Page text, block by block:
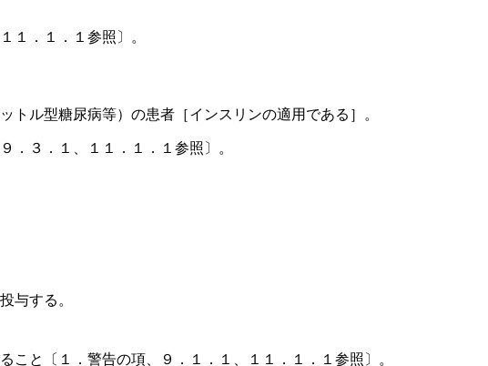
１．１．１参照〕。
ル型糖尿病等）の患者［インスリンの適用である］。
３．１、１１．１．１参照〕。
と〔１．警告の項、９．１．１、１１．１．１参照〕。
与する。